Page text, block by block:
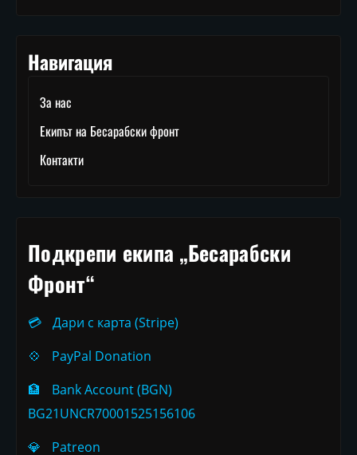
Навигация
За нас
Екипът на Бесарабски фронт
Контакти
Подкрепи екипа „Бесарабски
Фронт“
💳
Дари с карта (Stripe)
💠
PayPal Donation
🏦
Bank Account (BGN)
BG21UNCR70001525156106
💎
Patreon